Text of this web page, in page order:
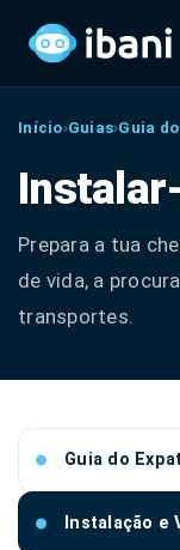
Início›Guias›Guia
Prepara a tua
de vida, a
transportes.
Guia do
Instalação e